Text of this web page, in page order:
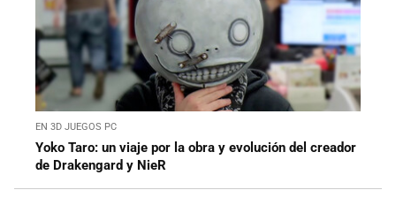
EN 3D JUEGOS PC
Yoko Taro: un viaje por la obra y evolución del creador
de Drakengard y NieR